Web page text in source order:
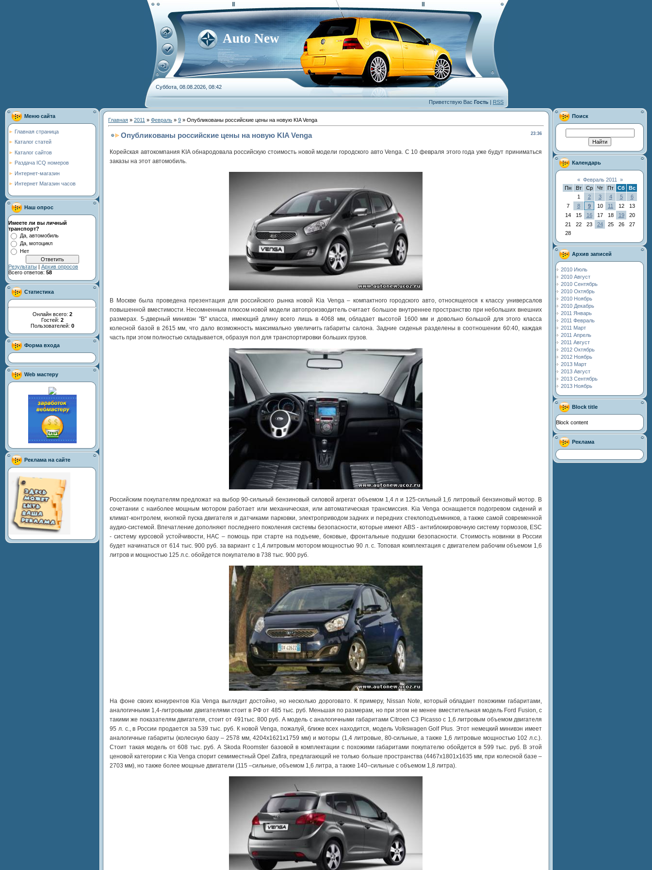
Auto New
Суббота, 08.08.2026, 08:42
Приветствую Вас Гость | RSS
Меню сайта
Главная страница
Каталог статей
Каталог сайтов
Раздача ICQ номеров
Интернет-магазин
Интернет Магазин часов
Наш опрос
Имеете ли вы личный
транспорт?
Да, автомобиль
Да, мотоцикл
Нет
Результаты | Архив опросов
Всего ответов: 58
Статистика
Онлайн всего: 2
Гостей: 2
Пользователей: 0
Форма входа
Web мастеру
Реклама на сайте
Главная » 2011 » Февраль » 9 » Опубликованы российские цены на новую KIA Venga
23:36
Опубликованы российские цены на новую KIA Venga
Корейская автокомпания KIA обнародовала российскую стоимость новой модели городского авто Venga. С 10 февраля этого года уже будут приниматься
заказы на этот автомобиль.
В Москве была проведена презентация для российского рынка новой Kia Venga – компактного городского авто, относящегося к классу универсалов
повышенной вместимости. Несомненным плюсом новой модели автопроизводитель считает большое внутреннее пространство при небольших внешних
размерах. 5-дверный минивэн "В" класса, имеющий длину всего лишь в 4068 мм, обладает высотой 1600 мм и довольно большой для этого класса
колесной базой в 2615 мм, что дало возможность максимально увеличить габариты салона. Задние сиденья разделены в соотношении 60:40, каждая
часть при этом полностью складывается, образуя пол для транспортировки больших грузов.
Российским покупателям предложат на выбор 90-сильный бензиновый силовой агрегат объемом 1,4 л и 125-сильный 1,6 литровый бензиновый мотор. В
сочетании с наиболее мощным мотором работает или механическая, или автоматическая трансмиссия. Kia Venga оснащается подогревом сидений и
климат-контролем, кнопкой пуска двигателя и датчиками парковки, электроприводом задних и передних стеклоподъемников, а также самой современной
аудио-системой. Впечатление дополняют последнего поколения системы безопасности, которые имеют ABS - антиблокировочную систему тормозов, ESC
- систему курсовой устойчивости, HAC – помощь при старте на подъеме, боковые, фронтальные подушки безопасности. Стоимость новинки в России
будет начинаться от 614 тыс. 900 руб. за вариант с 1,4 литровым мотором мощностью 90 л. с. Топовая комплектация с двигателем рабочим объемом 1,6
литров и мощностью 125 л.с. обойдется покупателю в 738 тыс. 900 руб.
На фоне своих конкурентов Kia Venga выглядит достойно, но несколько дороговато. К примеру, Nissan Note, который обладает похожими габаритами,
аналогичными 1,4-литровыми двигателями стоит в РФ от 485 тыс. руб. Меньшая по размерам, но при этом не менее вместительная модель Ford Fusion, с
такими же показателям двигателя, стоит от 491тыс. 800 руб. А модель с аналогичными габаритами Citroen C3 Picasso с 1,6 литровым объемом двигателя
95 л. с., в России продается за 539 тыс. руб. К новой Venga, пожалуй, ближе всех находится, модель Volkswagen Golf Plus. Этот немецкий минивэн имеет
аналогичные габариты (колесную базу – 2578 мм, 4204x1621x1759 мм) и моторы (1,4 литровые, 80-сильные, а также 1,6 литровые мощностью 102 л.с.).
Стоит такая модель от 608 тыс. руб. А Skoda Roomster базовой в комплектации с похожими габаритами покупателю обойдется в 599 тыс. руб. В этой
ценовой категории с Kia Venga спорит семиместный Opel Zafira, предлагающий не только больше пространства (4467x1801x1635 мм, при колесной базе –
2703 мм), но также более мощные двигатели (115 –сильные, объемом 1,6 литра, а также 140–сильные с объемом 1,8 литра).
Поиск
Календарь
« Февраль 2011
»
Пн
Вт Ср Чт Пт Сб
Вс
1
2 3 4 5
6
7
8 9 10 11 12
13
14
15 16 17 18 19
20
21
22 23 24 25 26
27
28
Архив записей
2010 Июль
2010 Август
2010 Сентябрь
2010 Октябрь
2010 Ноябрь
2010 Декабрь
2011 Январь
2011 Февраль
2011 Март
2011 Апрель
2011 Август
2012 Октябрь
2012 Ноябрь
2013 Март
2013 Август
2013 Сентябрь
2013 Ноябрь
Block title
Block content
Реклама